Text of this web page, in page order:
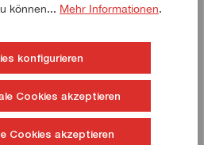
kaufen!
können... Mehr Informationen.
konfigurieren
Cookies akzeptieren
Cookies akzeptieren